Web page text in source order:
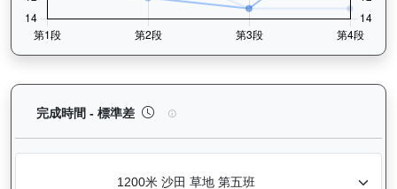
完成時間 - 標準差 極速之星（G181）— 完成時間標準差